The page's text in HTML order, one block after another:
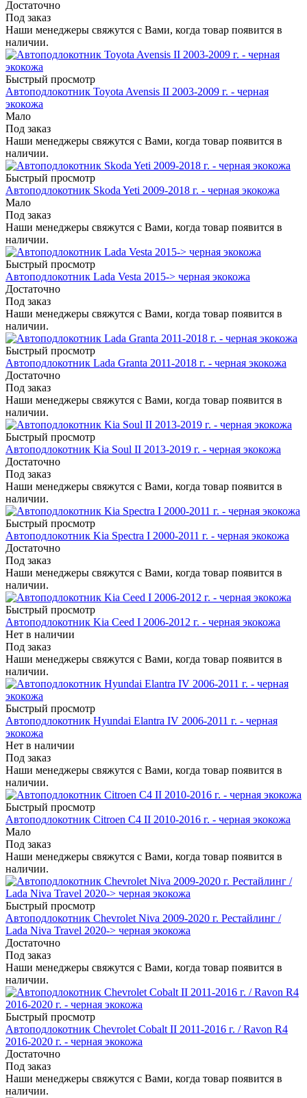
Достаточно
Под заказ
Наши менеджеры свяжутся с Вами, когда товар появится в
наличии.
Быстрый просмотр
Автоподлокотник Toyota Avensis II 2003-2009 г. - черная
экокожа
Мало
Под заказ
Наши менеджеры свяжутся с Вами, когда товар появится в
наличии.
Быстрый просмотр
Автоподлокотник Skoda Yeti 2009-2018 г. - черная экокожа
Мало
Под заказ
Наши менеджеры свяжутся с Вами, когда товар появится в
наличии.
Быстрый просмотр
Автоподлокотник Lada Vesta 2015-> черная экокожа
Достаточно
Под заказ
Наши менеджеры свяжутся с Вами, когда товар появится в
наличии.
Быстрый просмотр
Автоподлокотник Lada Granta 2011-2018 г. - черная экокожа
Достаточно
Под заказ
Наши менеджеры свяжутся с Вами, когда товар появится в
наличии.
Быстрый просмотр
Автоподлокотник Kia Soul II 2013-2019 г. - черная экокожа
Достаточно
Под заказ
Наши менеджеры свяжутся с Вами, когда товар появится в
наличии.
Быстрый просмотр
Автоподлокотник Kia Spectra I 2000-2011 г. - черная экокожа
Достаточно
Под заказ
Наши менеджеры свяжутся с Вами, когда товар появится в
наличии.
Быстрый просмотр
Автоподлокотник Kia Ceed I 2006-2012 г. - черная экокожа
Нет в наличии
Под заказ
Наши менеджеры свяжутся с Вами, когда товар появится в
наличии.
Быстрый просмотр
Автоподлокотник Hyundai Elantra IV 2006-2011 г. - черная
экокожа
Нет в наличии
Под заказ
Наши менеджеры свяжутся с Вами, когда товар появится в
наличии.
Быстрый просмотр
Автоподлокотник Citroen C4 II 2010-2016 г. - черная экокожа
Мало
Под заказ
Наши менеджеры свяжутся с Вами, когда товар появится в
наличии.
Быстрый просмотр
Автоподлокотник Chevrolet Niva 2009-2020 г. Рестайлинг /
Lada Niva Travel 2020-> черная экокожа
Достаточно
Под заказ
Наши менеджеры свяжутся с Вами, когда товар появится в
наличии.
Быстрый просмотр
Автоподлокотник Chevrolet Cobalt II 2011-2016 г. / Ravon R4
2016-2020 г. - черная экокожа
Достаточно
Под заказ
Наши менеджеры свяжутся с Вами, когда товар появится в
наличии.